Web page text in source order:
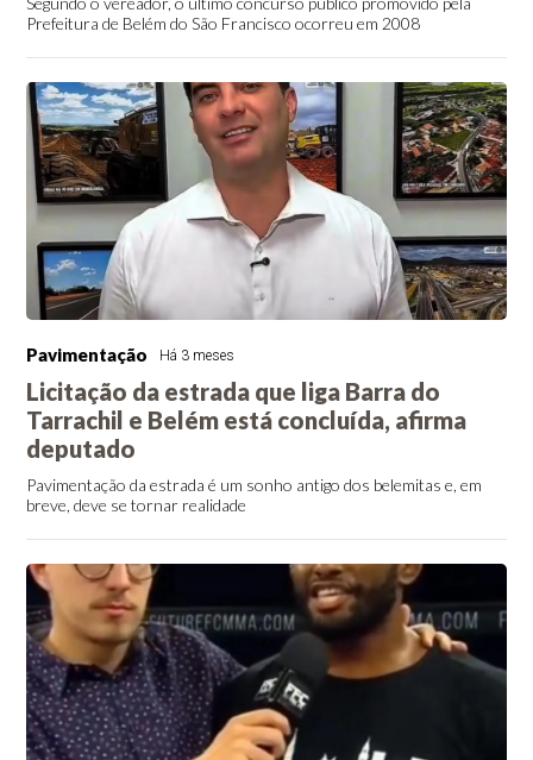
Prefeitura de Belém do São Francisco ocorreu em 2008
Pavimentação Há 3 meses
Licitação da estrada que liga Barra do
Tarrachil e Belém está concluída, afirma
deputado
Pavimentação da estrada é um sonho antigo dos belemitas e, em
breve, deve se tornar realidade